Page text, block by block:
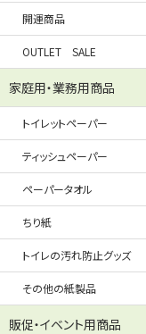
開運商品
OUTLET SALE
家庭用・業務用商品
トイレットペーパー
ティッシュペーパー
ペーパータオル
ちり紙
トイレの汚れ防止グッズ
その他の紙製品
販促・イベント用商品